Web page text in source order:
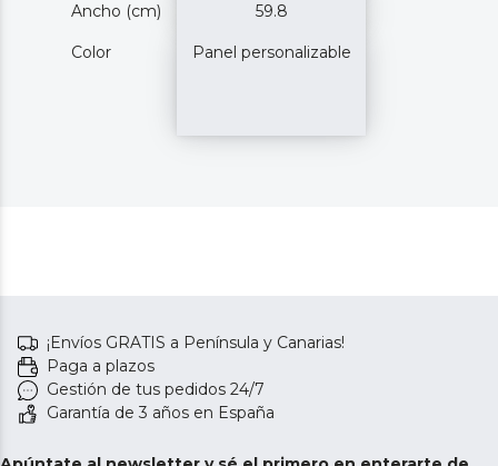
Ancho (cm) 59.8
Color Panel personalizable
¡Envíos GRATIS a Península y Canarias!
Paga a plazos
Gestión de tus pedidos 24/7
Garantía de 3 años en España